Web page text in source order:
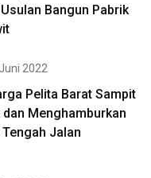
Bangun Pabrik
2022
Pelita Barat Sampit
Menghamburkan
Jalan